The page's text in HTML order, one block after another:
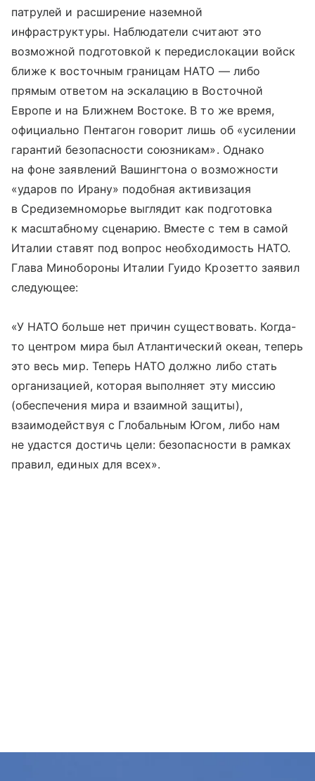
патрулей и расширение наземной
инфраструктуры. Наблюдатели считают это
возможной подготовкой к передислокации войск
ближе к восточным границам НАТО — либо
прямым ответом на эскалацию в Восточной
Европе и на Ближнем Востоке. В то же время,
официально Пентагон говорит лишь об «усилении
гарантий безопасности союзникам». Однако
на фоне заявлений Вашингтона о возможности
«ударов по Ирану» подобная активизация
в Средиземноморье выглядит как подготовка
к масштабному сценарию. Вместе с тем в самой
Италии ставят под вопрос необходимость НАТО.
Глава Минобороны Италии Гуидо Крозетто заявил
следующее:
«У НАТО больше нет причин существовать. Когда-
то центром мира был Атлантический океан, теперь
это весь мир. Теперь НАТО должно либо стать
организацией, которая выполняет эту миссию
(обеспечения мира и взаимной защиты),
взаимодействуя с Глобальным Югом, либо нам
не удастся достичь цели: безопасности в рамках
правил, единых для всех».